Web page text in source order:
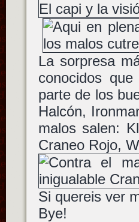
La sorpresa
conocidos
parte de los
Halcón,
malos salen:
Craneo Rojo,
Si quereis ver
Bye!